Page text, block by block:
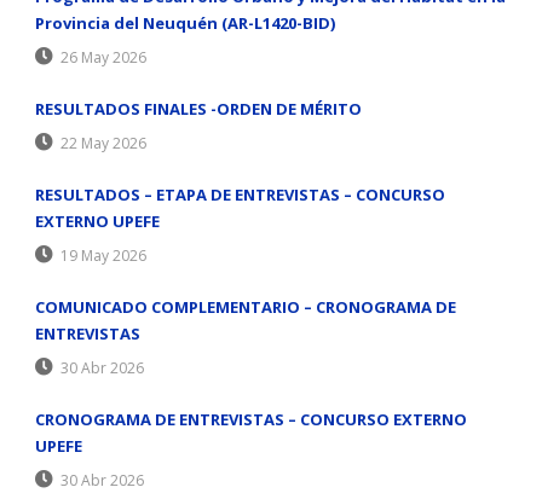
Provincia del Neuquén (AR-L1420-BID)
26 May 2026
RESULTADOS FINALES -ORDEN DE MÉRITO
22 May 2026
RESULTADOS – ETAPA DE ENTREVISTAS – CONCURSO
EXTERNO UPEFE
19 May 2026
COMUNICADO COMPLEMENTARIO – CRONOGRAMA DE
ENTREVISTAS
30 Abr 2026
CRONOGRAMA DE ENTREVISTAS – CONCURSO EXTERNO
UPEFE
30 Abr 2026